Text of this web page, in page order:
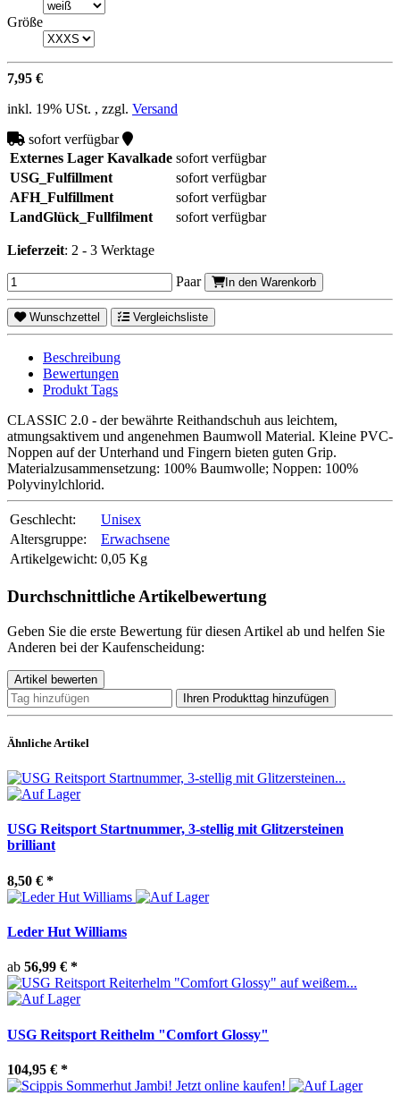
Größe
7,95 €
inkl. 19% USt. , zzgl. Versand
sofort verfügbar
Externes Lager Kavalkade sofort verfügbar
USG_Fulfillment
sofort verfügbar
AFH_Fulfillment
sofort verfügbar
LandGlück_Fullfilment
sofort verfügbar
Lieferzeit: 2 - 3 Werktage
Paar In den Warenkorb
Wunschzettel Vergleichsliste
Beschreibung
Bewertungen
Produkt Tags
CLASSIC 2.0 - der bewährte Reithandschuh aus leichtem,
atmungsaktivem und angenehmen Baumwoll Material. Kleine PVC-
Noppen auf der Unterhand und Fingern bieten guten Grip.
Materialzusammensetzung: 100% Baumwolle; Noppen: 100%
Polyvinylchlorid.
Geschlecht:
Unisex
Altersgruppe:
Erwachsene
Artikelgewicht: 0,05 Kg
Durchschnittliche Artikelbewertung
Geben Sie die erste Bewertung für diesen Artikel ab und helfen Sie
Anderen bei der Kaufenscheidung:
Tag hinzufügen Ihren Produkttag hinzufügen
Ähnliche Artikel
USG Reitsport Startnummer, 3-stellig mit Glitzersteinen
brilliant
8,50 € *
Leder Hut Williams
ab 56,99 € *
USG Reitsport Reithelm "Comfort Glossy"
104,95 € *